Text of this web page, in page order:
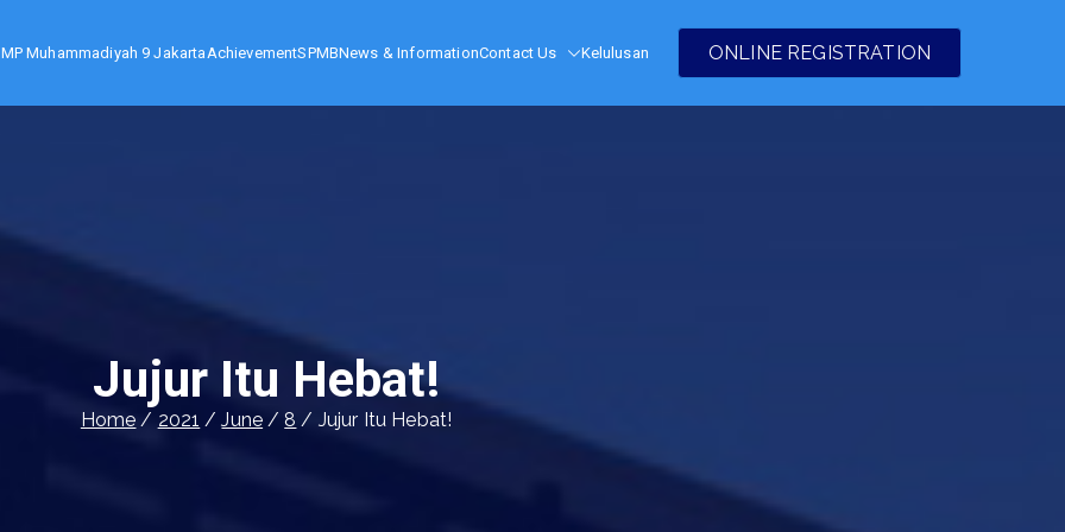
Muhammadiyah 9 Jakarta AchievementSPMBNews & InformationContact Us Kelulusan ONLINE REGISTRATION
Jujur Itu Hebat!
Home 2021 June 8 Jujur Itu Hebat!